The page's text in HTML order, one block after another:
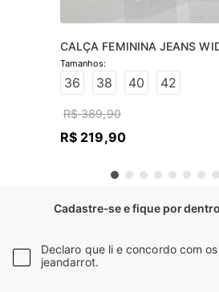
CALÇA FEMININA JEANS
JEANS CLARO
36 38 40 42
R$ 389,90
R$ 219,90
Cadastre-se e fique por
Declaro que li e concordo com
jeandarrot.